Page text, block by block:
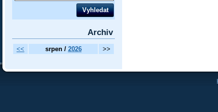
Archiv
<< srpen / 2026 >>